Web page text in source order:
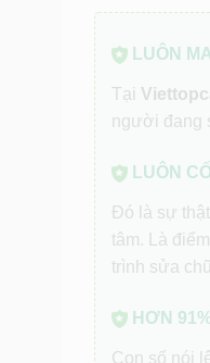
LUÔN
Tại
người đang
LUÔN
Đó là sự
tâm. Là
trình sửa
HƠN
Con số nói